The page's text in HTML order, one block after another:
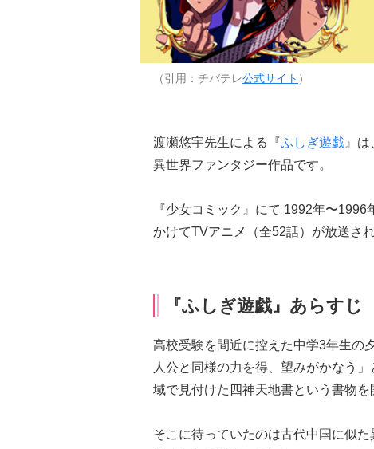
（引用：チバテレ公式サイト ）
渡瀬悠宇先生による『ふしぎ遊戯 』
異世界ファンタジー作品です。
『少女コミック』にて 1992年〜
かけてTVアニメ（全52話）が放送され
『ふしぎ遊戯』あらすじ
高校受験を間近に控えた中学3年生の
人公と同様の力を得、望みがかなう
域で見付けた四神天地書という書物
そこに待っていたのは古代中国に似